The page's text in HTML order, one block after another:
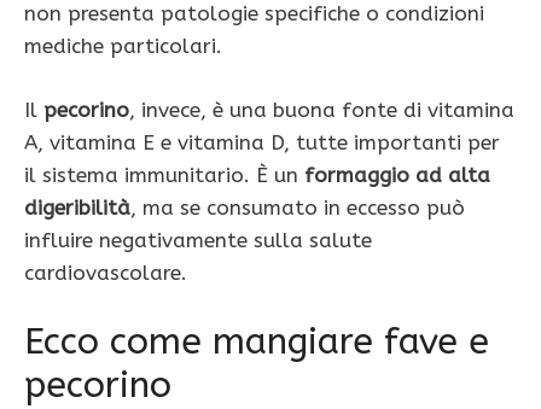
non presenta patologie specifiche o condizioni
mediche particolari.
Il pecorino, invece, è una buona fonte di vitamina
A, vitamina E e vitamina D, tutte importanti per
il sistema immunitario. È un formaggio ad alta
digeribilità, ma se consumato in eccesso può
influire negativamente sulla salute
cardiovascolare.
Ecco come mangiare fave e
pecorino